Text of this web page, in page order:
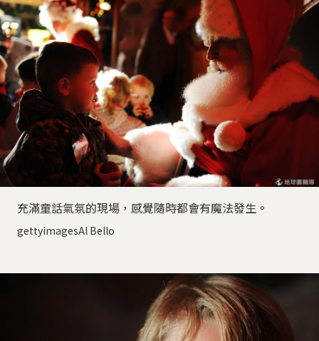
充滿童話氣氛的現場，感覺隨時都會有魔法發生。
gettyimagesAl Bello